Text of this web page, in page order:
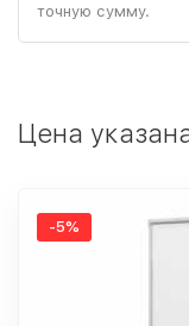
точную сумму.
Цена
-5%